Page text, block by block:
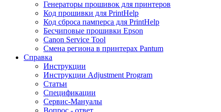
Генераторы прошивок для принтеров
Код прошивки для PrintHelp
Код сброса памперса для PrintHelp
Беcчиповые прошивки Epson
Canon Service Tool
Смена региона в принтерах Pantum
Справка
Инструкции
Инструкции Adjustment Program
Статьи
Спецификации
Сервис-Мануалы
Вопрос - ответ